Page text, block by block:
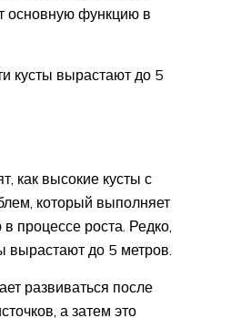
основную функцию в
кусты вырастают до 5
как высокие кусты с
который выполняет
процессе роста. Редко,
вырастают до 5 метров.
развиваться после
а затем это